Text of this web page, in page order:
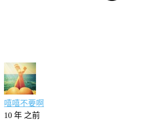
嘻嘻不要啊
10 年 之前